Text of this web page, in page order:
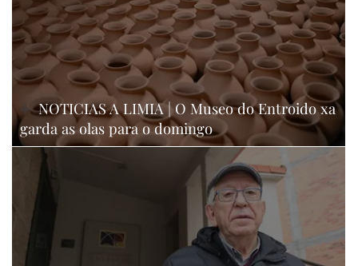
NOTICIAS A LIMIA | O Museo do Entroido xa
garda as olas para o domingo